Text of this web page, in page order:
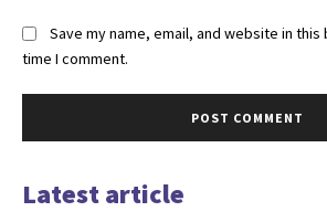
Save my name, email, and website in
time I comment.
Latest article